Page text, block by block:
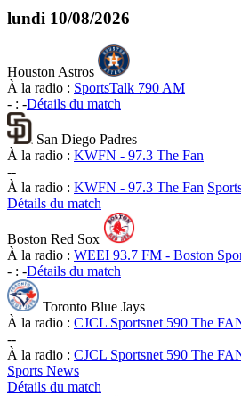
lundi 10/08/2026
Houston Astros
À la radio : SportsTalk 790 AM
- : -Détails du match
San Diego Padres
À la radio : KWFN - 97.3 The Fan
--
À la radio : KWFN - 97.3 The Fan
Détails du match
Boston Red Sox
À la radio : WEEI 93.7 FM - Boston
- : -Détails du match
Toronto Blue Jays
À la radio : CJCL Sportsnet 590 The
--
À la radio : CJCL Sportsnet 590 The
Sports News
Détails du match